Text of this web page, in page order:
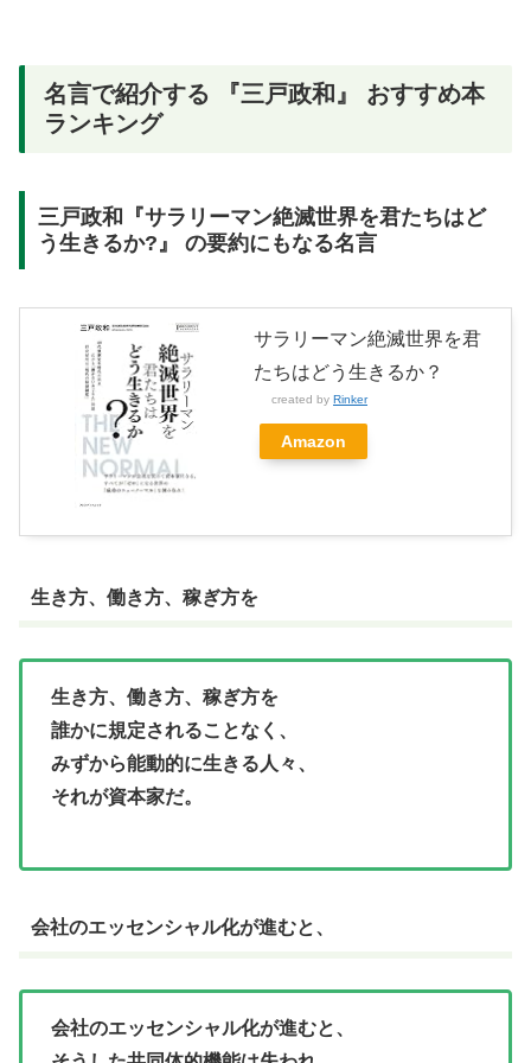
名言で紹介する 『三戸政和』 おすすめ本
ランキング
三戸政和『サラリーマン絶滅世界を君たちはど
う生きるか?』 の要約にもなる名言
サラリーマン絶滅世界を君
たちはどう生きるか？
created by Rinker
Amazon
生き方、働き方、稼ぎ方を
生き方、働き方、稼ぎ方を
誰かに規定されることなく、
みずから能動的に生きる人々、
それが資本家だ。
会社のエッセンシャル化が進むと、
会社のエッセンシャル化が進むと、